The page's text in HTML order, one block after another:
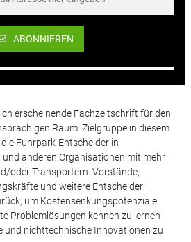
ABONNIEREN
erscheinende Fachzeitschrift für den
Raum. Zielgruppe in diesem
Fuhrpark-Entscheider in
und anderen Organisationen mit mehr
oder Transportern. Vorstände,
und weitere Entscheider
um Kostensenkungspotenziale
Problemlösungen kennen zu lernen
und nichttechnische Innovationen zu